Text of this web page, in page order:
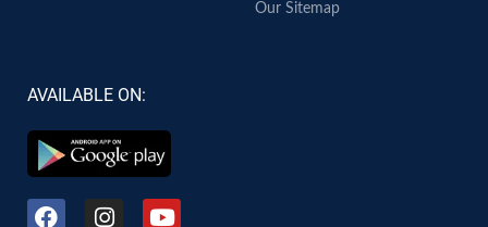
Our Sitemap
AVAILABLE ON: